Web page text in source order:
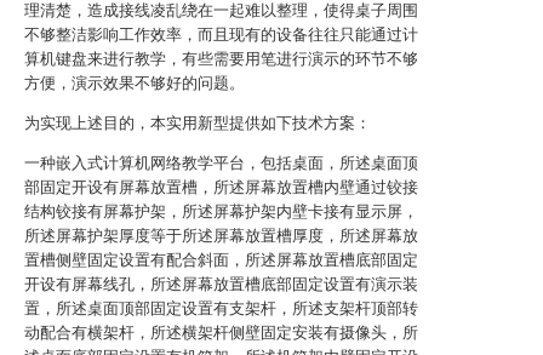
理清楚，造成接线凌乱绕在一起难以整理，使得桌子周围
不够整洁影响工作效率，而且现有的设备往往只能通过计
算机键盘来进行教学，有些需要用笔进行演示的环节不够
方便，演示效果不够好的问题。
为实现上述目的，本实用新型提供如下技术方案：
一种嵌入式计算机网络教学平台，包括桌面，所述桌面顶
部固定开设有屏幕放置槽，所述屏幕放置槽内壁通过铰接
结构铰接有屏幕护架，所述屏幕护架内壁卡接有显示屏，
所述屏幕护架厚度等于所述屏幕放置槽厚度，所述屏幕放
置槽侧壁固定设置有配合斜面，所述屏幕放置槽底部固定
开设有屏幕线孔，所述屏幕放置槽底部固定设置有演示装
置，所述桌面顶部固定设置有支架杆，所述支架杆顶部转
动配合有横架杆，所述横架杆侧壁固定安装有摄像头，所